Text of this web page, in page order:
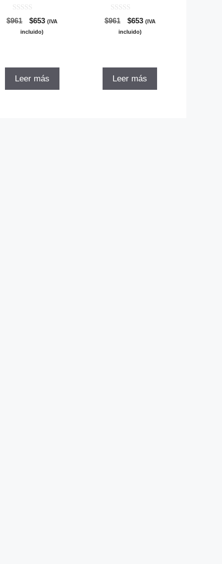
0
d
$961
El
precio
$653El(IVA
incluido)
Leer más
0
d
$961
El
precio
$653El(IVA
incluido)
Leer más